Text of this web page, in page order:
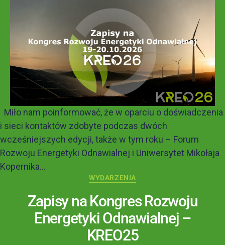
Miło nam poinformować, że w oparciu o doświadczenia
i sieci kontaktów zdobyte podczas dwóch
wcześniejszych edycji, także w tym roku – Forum
Rozwoju Energetyki Odnawialnej i Uniwersytet Mikołaja
Kopernika...
WYDARZENIA
Zapisy na Kongres Rozwoju
Energetyki Odnawialnej –
KREO25